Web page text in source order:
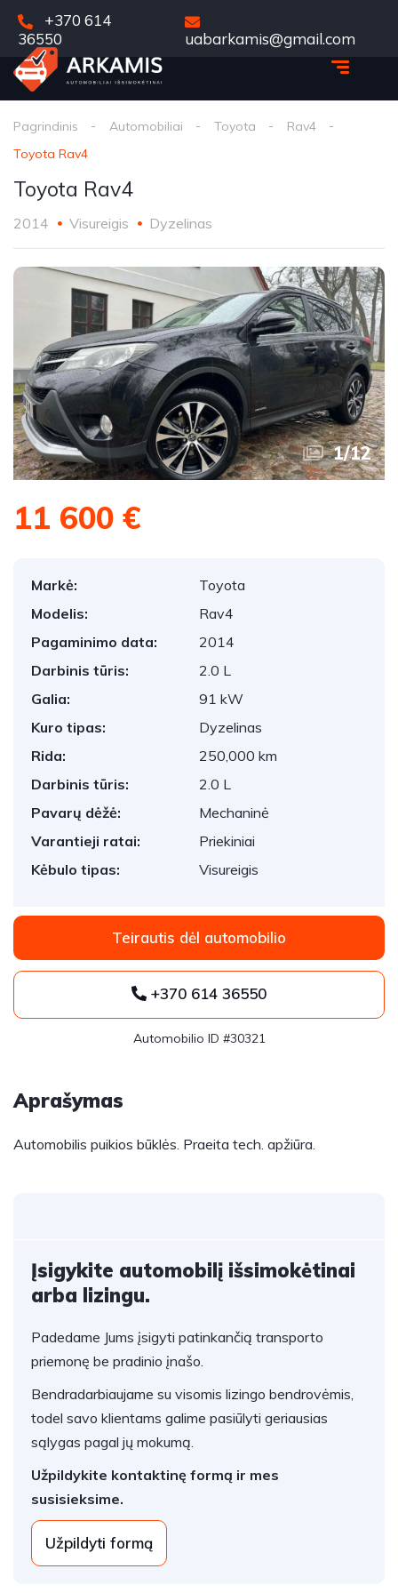
+370 614
36550
uabarkamis@gmail.com
Pagrindinis Automobiliai Toyota
Rav4
Toyota Rav4
Toyota Rav4
2014 Visureigis Dyzelinas
1/12
11 600 €
Markė:
Toyota
Modelis:
Rav4
Pagaminimo data:
2014
Darbinis tūris:
2.0 L
Galia:
91 kW
Kuro tipas:
Dyzelinas
Rida:
250,000 km
Darbinis tūris:
2.0 L
Pavarų dėžė:
Mechaninė
Varantieji ratai:
Priekiniai
Kėbulo tipas:
Visureigis
Teirautis dėl automobilio
+370 614 36550
Automobilio ID #30321
Aprašymas
Automobilis puikios būklės. Praeita tech. apžiūra.
Įsigykite automobilį išsimokėtinai
arba lizingu.
Padedame Jums įsigyti patinkančią transporto
priemonę be pradinio įnašo.
Bendradarbiaujame su visomis lizingo bendrovėmis,
todel savo klientams galime pasiūlyti geriausias
sąlygas pagal jų mokumą.
Užpildykite kontaktinę formą ir mes
susisieksime.
Užpildyti formą